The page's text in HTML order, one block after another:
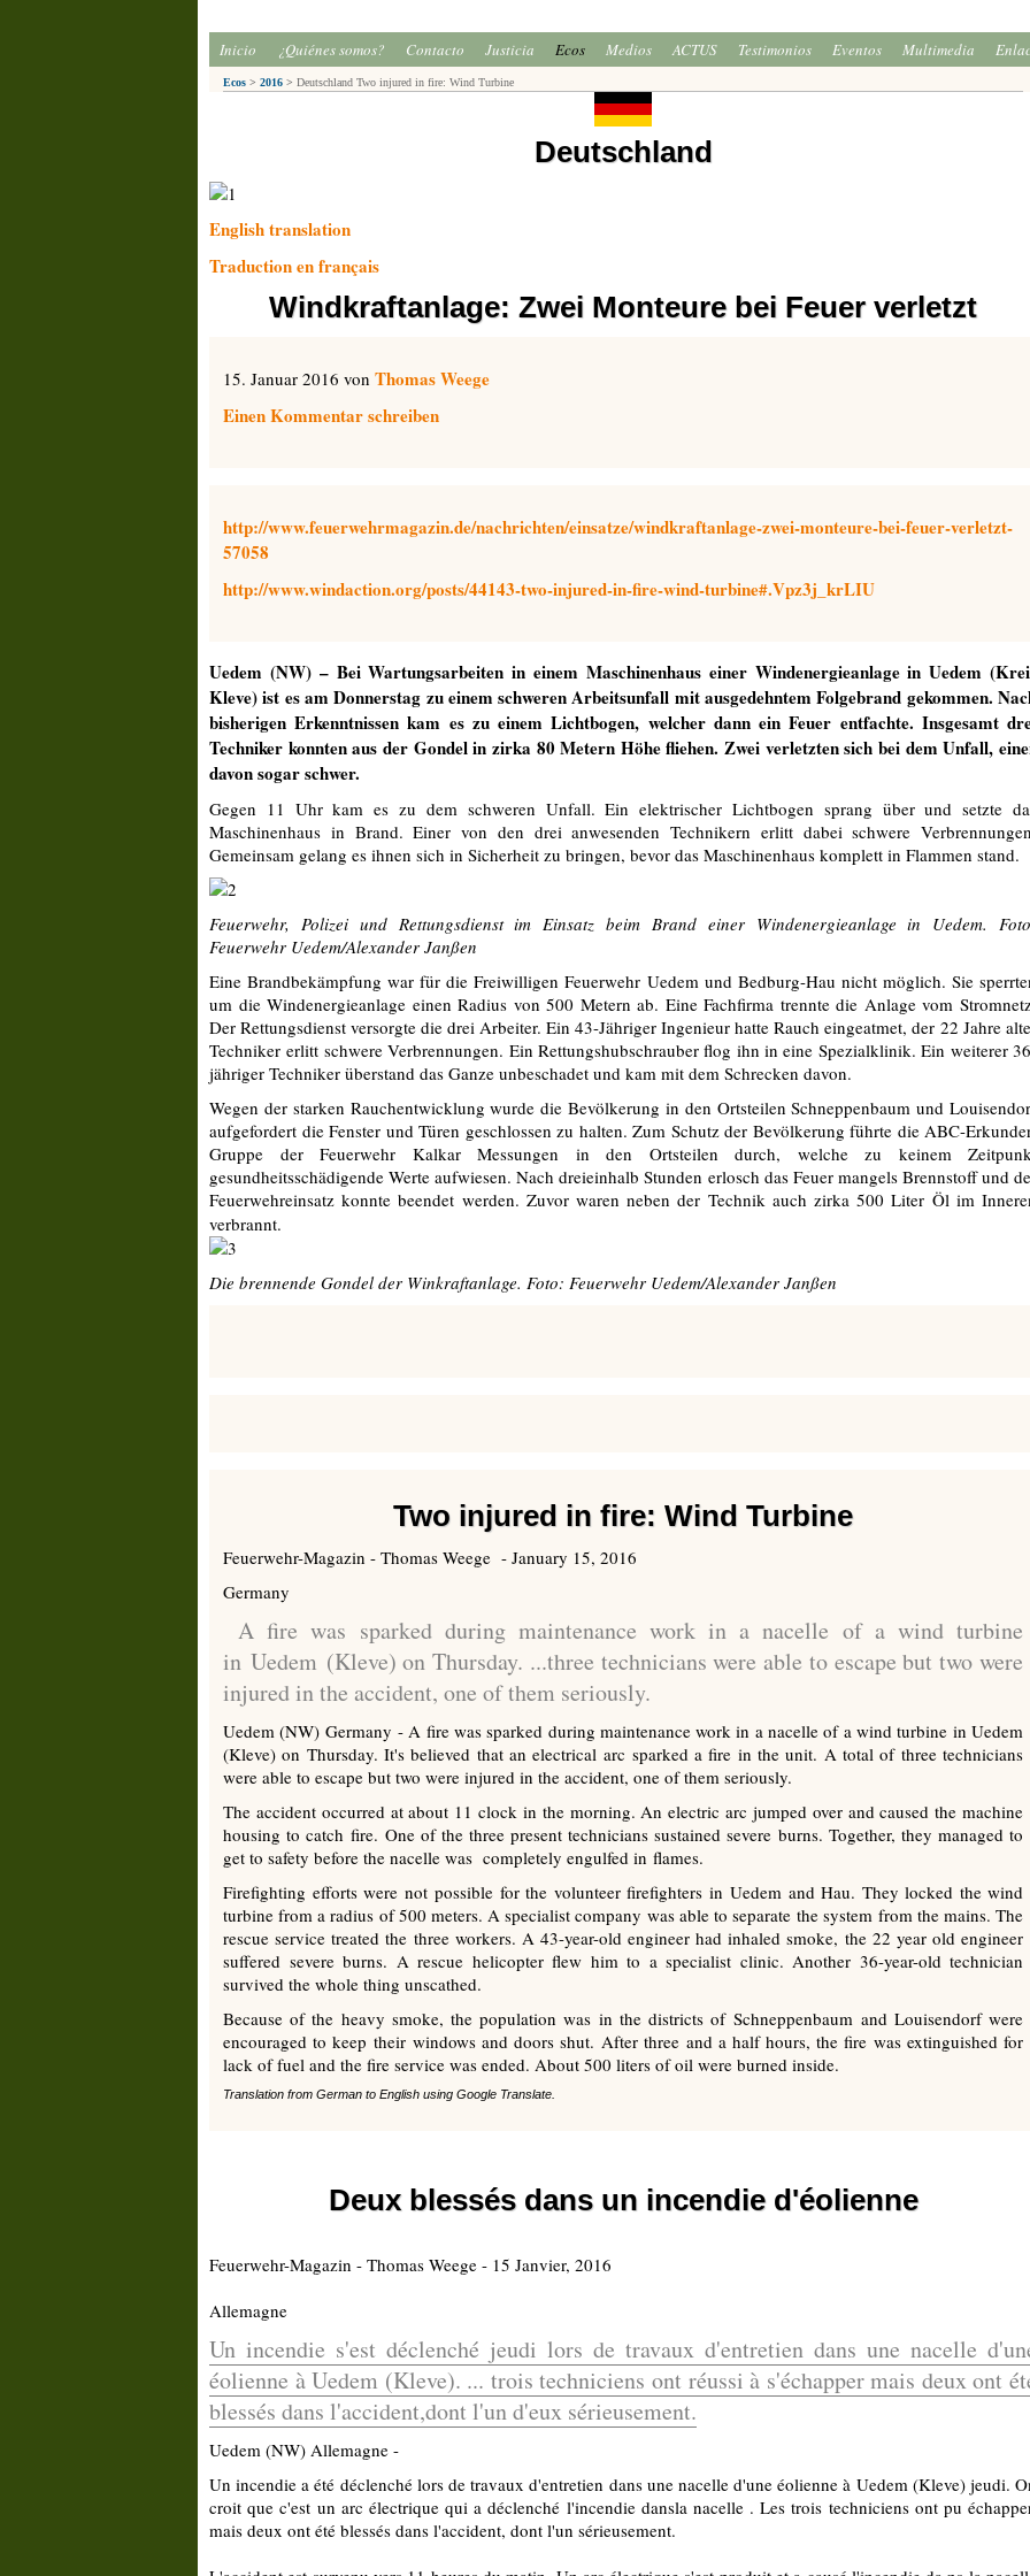
Inicio ¿Quiénes somos? Contacto Justicia Ecos Medios ACTUS Testimonios Eventos Multimedia
Ecos > 2016 > Deutschland Two injured in fire: Wind Turbine
Deutschland
English translation
Traduction en français
Windkraftanlage: Zwei Monteure bei Feuer verletzt
15. Januar 2016 von Thomas Weege
Einen Kommentar schreiben
http://www.feuerwehrmagazin.de/nachrichten/einsatze/windkraftanlage-zwei-monteure-bei-feuer-verletzt-
57058
http://www.windaction.org/posts/44143-two-injured-in-fire-wind-turbine#.Vpz3j_krLIU
Uedem (NW) – Bei Wartungsarbeiten in einem Maschinenhaus einer Windenergieanlage in Uedem
Kleve) ist es am Donnerstag zu einem schweren Arbeitsunfall mit ausgedehntem Folgebrand gekommen.
bisherigen Erkenntnissen kam es zu einem Lichtbogen, welcher dann ein Feuer entfachte. Insgesamt
Techniker konnten aus der Gondel in zirka 80 Metern Höhe fliehen. Zwei verletzten sich bei dem Unfall,
davon sogar schwer.
Gegen 11 Uhr kam es zu dem schweren Unfall. Ein elektrischer Lichtbogen sprang über und setzte
Maschinenhaus in Brand. Einer von den drei anwesenden Technikern erlitt dabei schwere
Gemeinsam gelang es ihnen sich in Sicherheit zu bringen, bevor das Maschinenhaus komplett in Flammen stand.
Feuerwehr, Polizei und Rettungsdienst im Einsatz beim Brand einer Windenergieanlage in Uedem.
Feuerwehr Uedem/Alexander Janßen
Eine Brandbekämpfung war für die Freiwilligen Feuerwehr Uedem und Bedburg-Hau nicht möglich. Sie
um die Windenergieanlage einen Radius von 500 Metern ab. Eine Fachfirma trennte die Anlage vom
Der Rettungsdienst versorgte die drei Arbeiter. Ein 43-Jähriger Ingenieur hatte Rauch eingeatmet, der 22 Jahre
Techniker erlitt schwere Verbrennungen. Ein Rettungshubschrauber flog ihn in eine Spezialklinik. Ein weiterer
jähriger Techniker überstand das Ganze unbeschadet und kam mit dem Schrecken davon.
Wegen der starken Rauchentwicklung wurde die Bevölkerung in den Ortsteilen Schneppenbaum und
aufgefordert die Fenster und Türen geschlossen zu halten. Zum Schutz der Bevölkerung führte die ABC-
Gruppe der Feuerwehr Kalkar Messungen in den Ortsteilen durch, welche zu keinem
gesundheitsschädigende Werte aufwiesen. Nach dreieinhalb Stunden erlosch das Feuer mangels Brennstoff und
Feuerwehreinsatz konnte beendet werden. Zuvor waren neben der Technik auch zirka 500 Liter Öl im
verbrannt.
Die brennende Gondel der Winkraftanlage. Foto: Feuerwehr Uedem/Alexander Janßen
Two injured in fire: Wind Turbine
Feuerwehr-Magazin - Thomas Weege - January 15, 2016
Germany
A fire was sparked during maintenance work in a nacelle of a wind turbine
in Uedem (Kleve) on Thursday. ...three technicians were able to escape but two were
injured in the accident, one of them seriously.
Uedem (NW) Germany - A fire was sparked during maintenance work in a nacelle of a wind turbine in Uedem
(Kleve) on Thursday. It's believed that an electrical arc sparked a fire in the unit. A total of three technicians
were able to escape but two were injured in the accident, one of them seriously.
The accident occurred at about 11 clock in the morning. An electric arc jumped over and caused the machine
housing to catch fire. One of the three present technicians sustained severe burns. Together, they managed to
get to safety before the nacelle was completely engulfed in flames.
Firefighting efforts were not possible for the volunteer firefighters in Uedem and Hau. They locked the wind
turbine from a radius of 500 meters. A specialist company was able to separate the system from the mains. The
rescue service treated the three workers. A 43-year-old engineer had inhaled smoke, the 22 year old engineer
suffered severe burns. A rescue helicopter flew him to a specialist clinic. Another 36-year-old technician
survived the whole thing unscathed.
Because of the heavy smoke, the population was in the districts of Schneppenbaum and Louisendorf were
encouraged to keep their windows and doors shut. After three and a half hours, the fire was extinguished for
lack of fuel and the fire service was ended. About 500 liters of oil were burned inside.
Translation from German to English using Google Translate.
Deux blessés dans un incendie d'éolienne
Feuerwehr-Magazin - Thomas Weege - 15 Janvier, 2016
Allemagne
Un incendie s'est déclenché jeudi lors de travaux d'entretien dans une nacelle
éolienne à Uedem (Kleve). ... trois techniciens ont réussi à s'échapper mais deux ont
blessés dans l'accident,dont l'un d'eux sérieusement.
Uedem (NW) Allemagne -
Un incendie a été déclenché lors de travaux d'entretien dans une nacelle d'une éolienne à Uedem (Kleve) jeudi.
croit que c'est un arc électrique qui a déclenché l'incendie dansla nacelle .Les trois techniciens ont pu
mais deux ont été blessés dans l'accident, dont l'un sérieusement.